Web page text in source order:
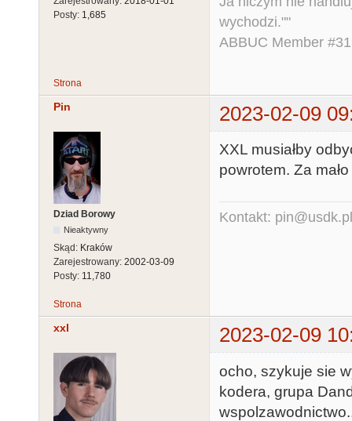
Posty: 1,685
wychodzi.""
ABBUC Member
Strona
Pin 2023-02-09
Dziad Borowy
Nieaktywny
Skąd: Kraków
Zarejestrowany: 2002-03-09
Posty: 11,780
XXL musiałby
powrotem. Za
Kontakt: pin@usdk.pl
Strona
xxl 2023-02-09
ocho, szykuje sie
kodera, grupa